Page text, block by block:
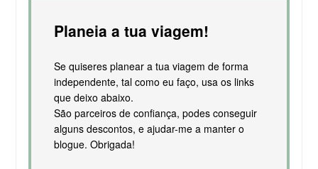
Planeia a tua viagem!
Se quiseres planear a tua viagem de forma
independente, tal como eu faço, usa os links
que deixo abaixo.
São parceiros de confiança, podes conseguir
alguns descontos, e ajudar-me a manter o
blogue. Obrigada!